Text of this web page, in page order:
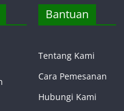
Bantuan
Tentang Kami
Cara Pemesanan
Hubungi Kami